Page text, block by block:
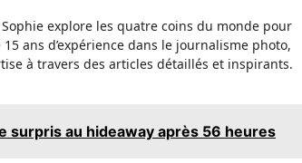
explore les quatre coins du monde pour
ans d’expérience dans le journalisme photo,
à travers des articles détaillés et inspirants.
surpris au hideaway après 56 heures